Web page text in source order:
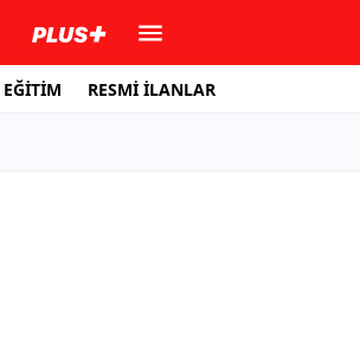
EĞİTİM RESMİ İLANLAR